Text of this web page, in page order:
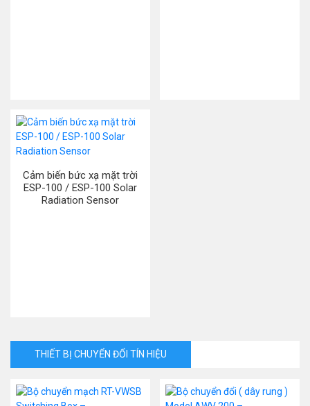
Cảm biến bức xạ mặt trời
ESP-100 / ESP-100 Solar
Radiation Sensor
THIẾT BỊ CHUYỂN ĐỔI TÍN HIỆU